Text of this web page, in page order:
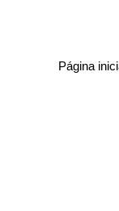
Página